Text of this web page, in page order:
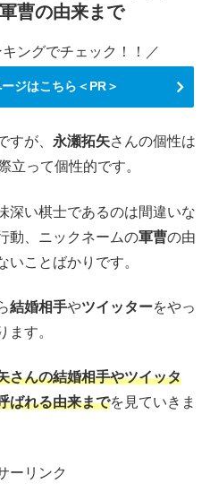
曹の由来まで
ングでチェック！！／
ジはこちら＜PR＞
すが、 永瀬拓矢さんの個性は
立って個性的です。
深い棋士であるのは間違いな
動、ニックネームの軍曹の由
いことばかりです。
結婚相手やツイッターをやっ
ます。
さんの結婚相手やツイッタ
ばれる由来までを見ていきま
ーリンク